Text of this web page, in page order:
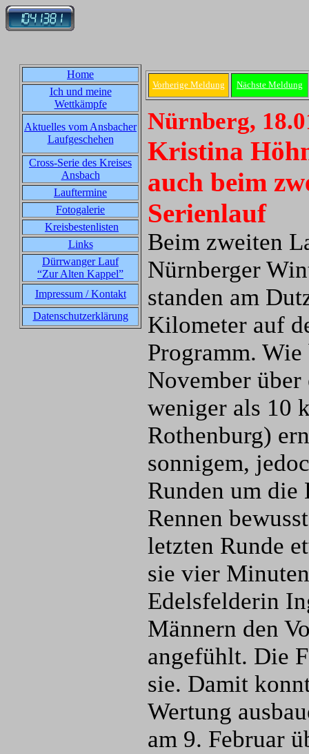
Home
Ich und meine
Wettkämpfe
Aktuelles vom Ansbacher
Laufgeschehen
Cross-Serie des Kreises
Ansbach
Lauftermine
Fotogalerie
Kreisbestenlisten
Links
Dürrwanger Lauf
“Zur Alten Kappel”
Impressum / Kontakt
Datenschutzerklärung
Vorherige Meldung Nächste Meldung
Nürnberg,
Kristina
auch beim
Serienlauf
Beim zweiten
Nürnberger
standen am
Kilometer auf
Programm.
November über
weniger als 10
Rothenburg)
sonnigem,
Runden um die
Rennen
letzten Runde
sie vier
Edelsfelderin
Männern den
angefühlt. Die
sie. Damit
Wertung
am 9. Februar